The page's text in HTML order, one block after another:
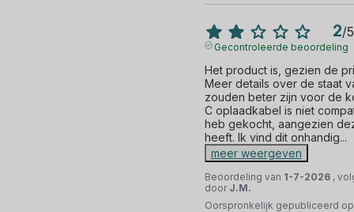
2/5
Gecontroleerde beoordeling
Het product is, gezien de
Meer details over de staat
zouden beter zijn voor de
C oplaadkabel is niet
heb gekocht, aangezien
heeft. Ik vind dit onhandig...
meer weergeven
Beoordeling van 1-7-2026 ,
door J.M.
Oorspronkelijk gepubliceerd